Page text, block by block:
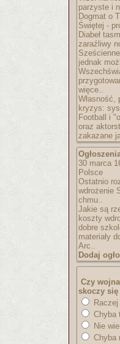
parzyste i
Dogmat o
Świętej -
Diabeł
zaraźliwy
jednak
więce..
Własność,
kryzys:
Football i
oraz
zakazane
30 marca
Polsce
Ostatnio
wdrożenie
chmu..
Jakie są
koszty
dobre
materiały
Arc..
Dodaj
Czy
skoczy się
Chyba
Nie
Chyba